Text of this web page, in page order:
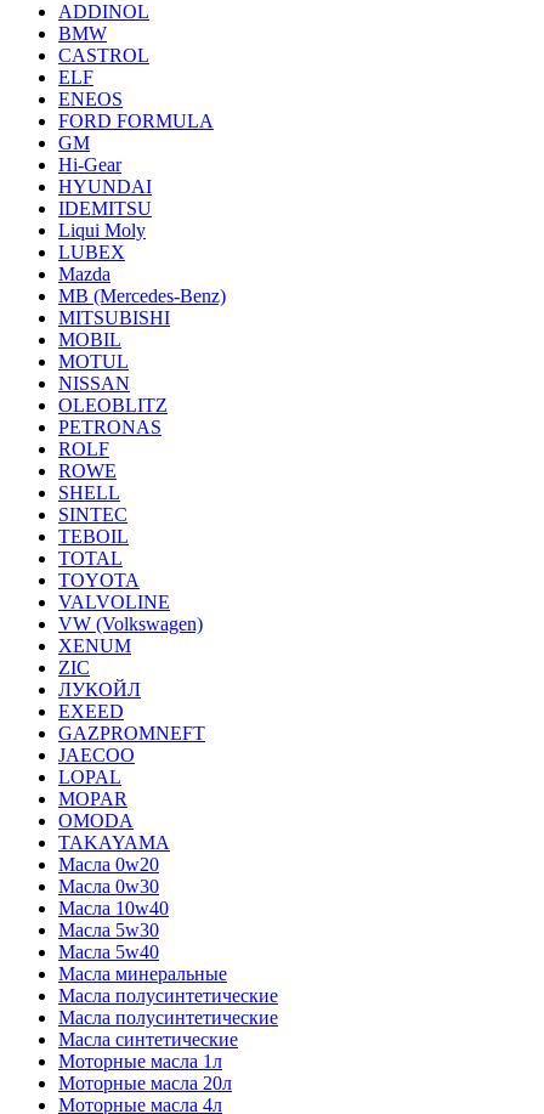
ADDINOL
BMW
CASTROL
ELF
ENEOS
FORD FORMULA
GM
Hi-Gear
HYUNDAI
IDEMITSU
Liqui Moly
LUBEX
Mazda
MB (Mercedes-Вenz)
MITSUBISHI
MOBIL
MOTUL
NISSAN
OLEOBLITZ
PETRONAS
ROLF
ROWE
SHELL
SINTEC
TEBOIL
TOTAL
TOYOTA
VALVOLINE
VW (Volkswagen)
XENUM
ZIC
ЛУКОЙЛ
EXEED
GAZPROMNEFT
JAECOO
LOPAL
MOPAR
OMODA
TAKAYAMA
Масла 0w20
Масла 0w30
Масла 10w40
Масла 5w30
Масла 5w40
Масла минеральные
Масла полусинтетические
Масла полусинтетические
Масла синтетические
Моторные масла 1л
Моторные масла 20л
Моторные масла 4л